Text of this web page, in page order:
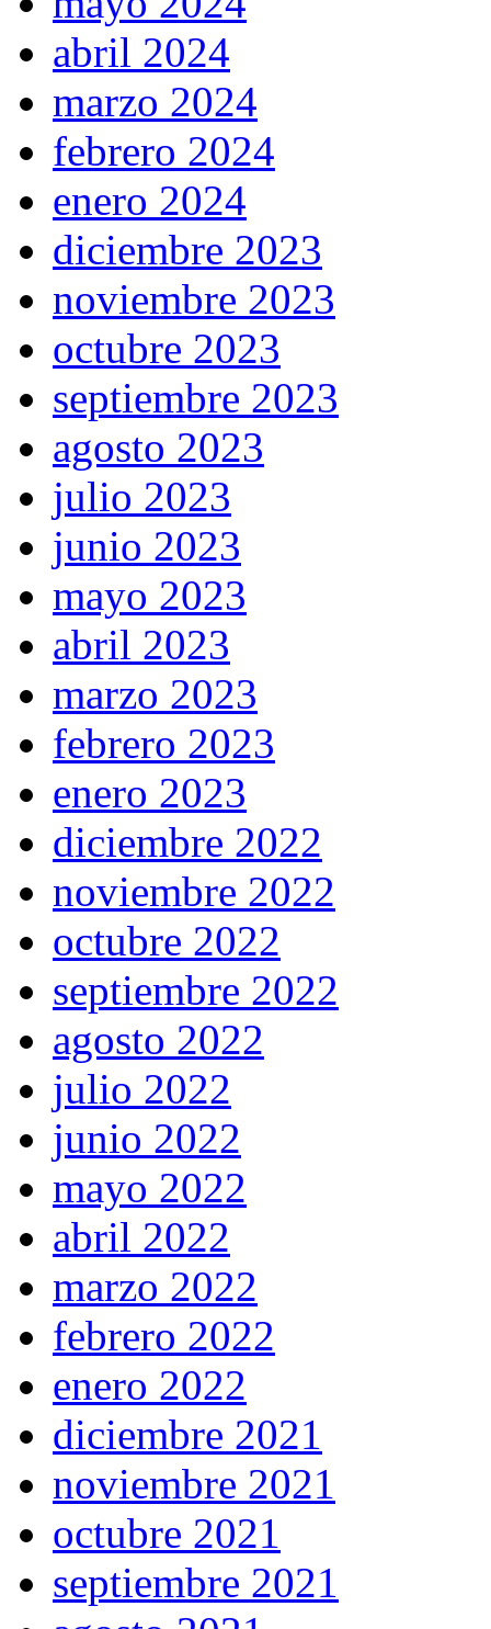
abril 2024
marzo 2024
febrero 2024
enero 2024
diciembre 2023
noviembre 2023
octubre 2023
septiembre 2023
agosto 2023
julio 2023
junio 2023
mayo 2023
abril 2023
marzo 2023
febrero 2023
enero 2023
diciembre 2022
noviembre 2022
octubre 2022
septiembre 2022
agosto 2022
julio 2022
junio 2022
mayo 2022
abril 2022
marzo 2022
febrero 2022
enero 2022
diciembre 2021
noviembre 2021
octubre 2021
septiembre 2021